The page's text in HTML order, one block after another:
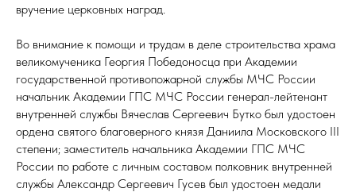
вручение церковных наград.
Во внимание к помощи и трудам в деле строительства храма
великомученика Георгия Победоносца при Академии
государственной противопожарной службы МЧС России
начальник Академии ГПС МЧС России генерал-лейтенант
внутренней службы Вячеслав Сергеевич Бутко был удостоен
ордена святого благоверного князя Даниила Московского III
степени; заместитель начальника Академии ГПС МЧС
России по работе с личным составом полковник внутренней
службы Александр Сергеевич Гусев был удостоен медали